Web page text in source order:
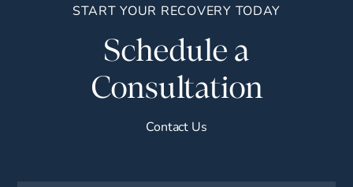
START YOUR RECOVERY TODAY
Schedule a
Consultation
Contact Us